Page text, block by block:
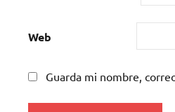
Web
Guarda mi nombre,